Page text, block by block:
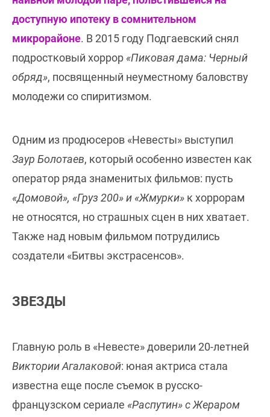
доступную ипотеку в сомнительном
микрорайоне. В 2015 году Подгаевский снял
подростковый хоррор «Пиковая дама: Черный
обряд», посвященный неуместному баловству
молодежи со спиритизмом.
Одним из продюсеров «Невесты» выступил
Заур Болотаев, который особенно известен как
оператор ряда знаменитых фильмов: пусть
«Домовой», «Груз 200» и «Жмурки» к хоррорам
не относятся, но страшных сцен в них хватает.
Также над новым фильмом потрудились
создатели «Битвы экстрасенсов».
ЗВЕЗДЫ
Главную роль в «Невесте» доверили 20-летней
Виктории Агалаковой: юная актриса стала
известна еще после съемок в русско-
французском сериале «Распутин» с Жераром